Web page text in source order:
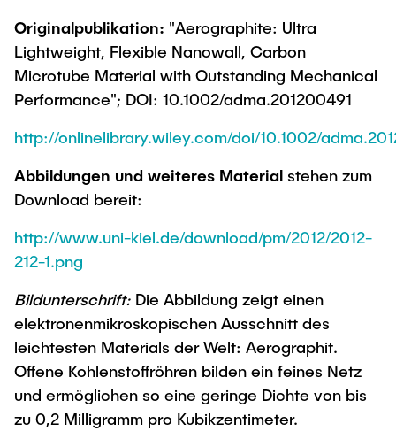
Originalpublikation: "Aerographite: Ultra
Lightweight, Flexible Nanowall, Carbon
Microtube Material with Outstanding Mechanical
Performance"; DOI: 10.1002/adma.201200491
http://onlinelibrary.wiley.com/doi/10.1002/
Abbildungen und weiteres Material stehen zum
Download bereit:
http://www.uni-kiel.de/download/pm/2012/2012-
212-1.png
Bildunterschrift: Die Abbildung zeigt einen
elektronenmikroskopischen Ausschnitt des
leichtesten Materials der Welt: Aerographit.
Offene Kohlenstoffröhren bilden ein feines Netz
und ermöglichen so eine geringe Dichte von bis
zu 0,2 Milligramm pro Kubikzentimeter.